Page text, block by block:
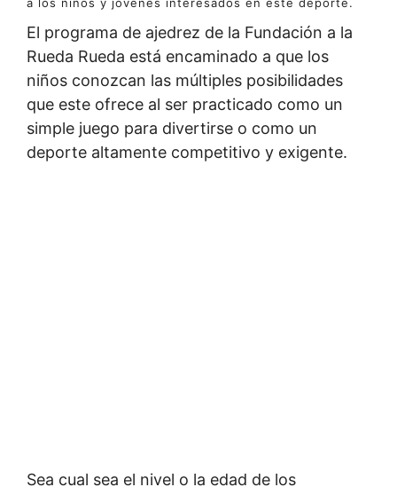
El programa de ajedrez de la Fundación a la
Rueda Rueda está encaminado a que los
niños conozcan las múltiples posibilidades
que este ofrece al ser practicado como un
simple juego para divertirse o como un
deporte altamente competitivo y exigente.
Sea cual sea el nivel o la edad de los